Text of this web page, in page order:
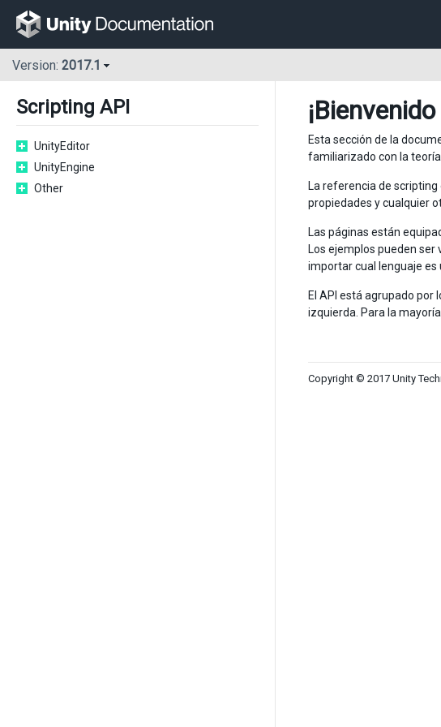
Version: 2017.1
Scripting API
UnityEditor
UnityEngine
Other
Esta sección de la
familiarizado con la
La referencia de
propiedades y cualquier
Las páginas están
Los ejemplos pueden ser
importar cual lenguaje es
El API está agrupado por
izquierda. Para la
Copyright © 2017 Unity